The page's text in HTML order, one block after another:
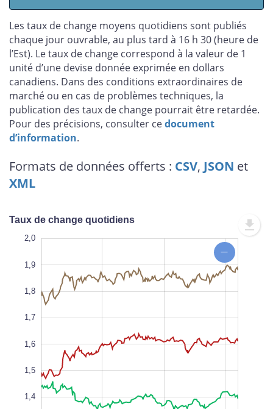
Les taux de change moyens quotidiens sont publiés
chaque jour ouvrable, au plus tard à 16 h 30 (heure de
l’Est). Le taux de change correspond à la valeur de 1
unité d’une devise donnée exprimée en dollars
canadiens. Dans des conditions extraordinaires de
marché ou en cas de problèmes techniques, la
publication des taux de change pourrait être retardée.
Pour des précisions, consulter cedocument
d’information.
Formats de données offerts : CSV, JSON et
XML
Taux de change quotidiens
2,0
1,9
1,8
1,7
1,6
1,5
1,4